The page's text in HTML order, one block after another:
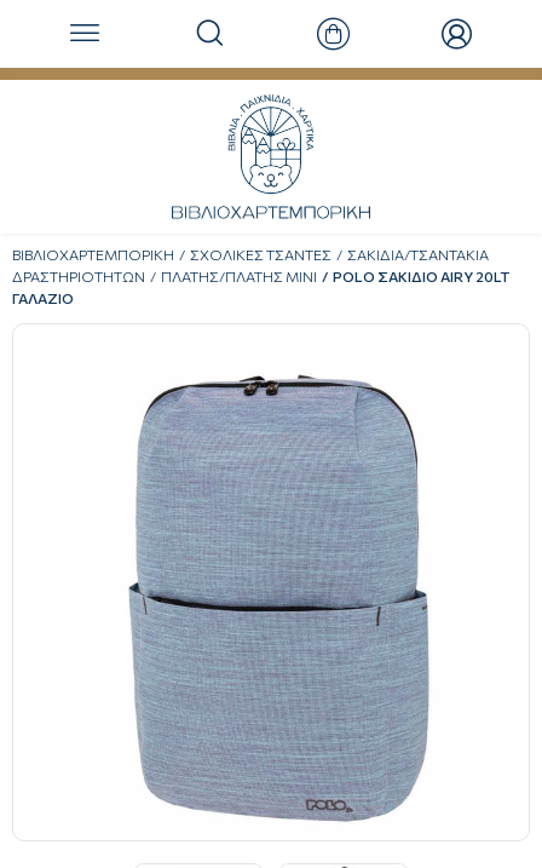
ΒΙΒΛΙΟΧΑΡΤΕΜΠΟΡΙΚΗ ΣΧΟΛΙΚΕΣ ΤΣΑΝΤΕΣ
ΣΑΚΙΔΙΑ/ΤΣΑΝΤΑΚΙΑ
ΔΡΑΣΤΗΡΙΟΤΗΤΩΝ
ΠΛΑΤΗΣ/ΠΛΑΤΗΣ ΜΙΝΙ
POLO ΣΑΚΙΔΙΟ AIRY 20LT
ΓΑΛΑΖΙΟ